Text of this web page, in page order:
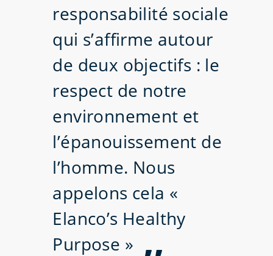
responsabilité sociale
qui s’affirme autour
de deux objectifs : le
respect de notre
environnement et
l’épanouissement de
l’homme. Nous
appelons cela «
Elanco’s Healthy
Purpose »